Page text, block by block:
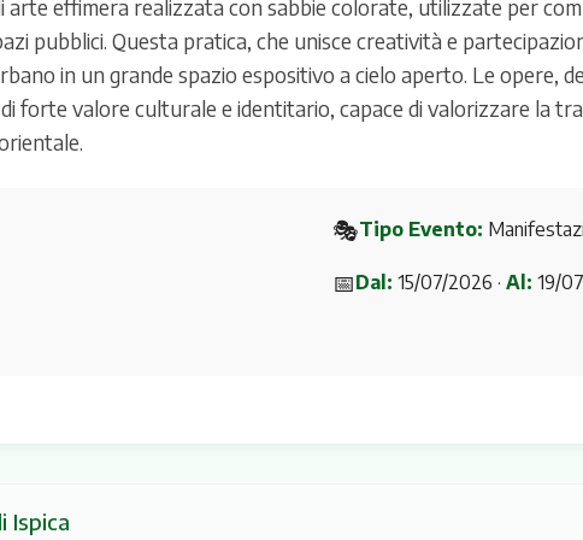
arte effimera realizzata con sabbie colorate, utilizzate per
pubblici. Questa pratica, che unisce creatività e
in un grande spazio espositivo a cielo aperto. Le opere,
forte valore culturale e identitario, capace di valorizzare la
🎭Tipo Evento:
📅Dal: 15/07/2026 · Al: 19/
Ispica